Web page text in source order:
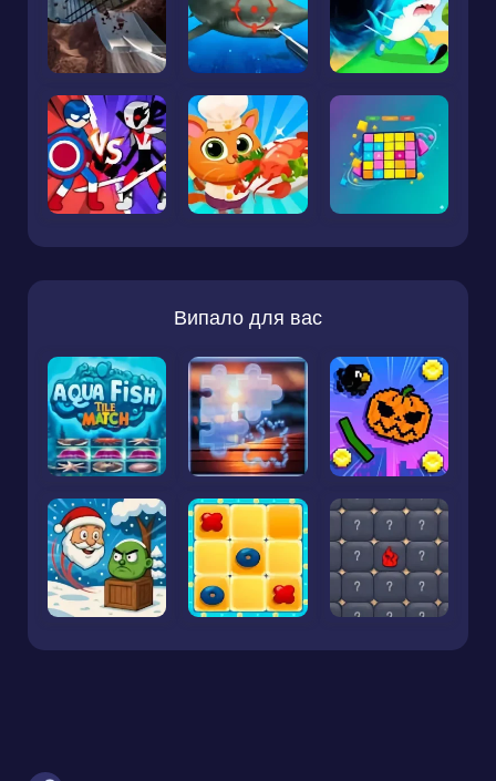
Випало для вас